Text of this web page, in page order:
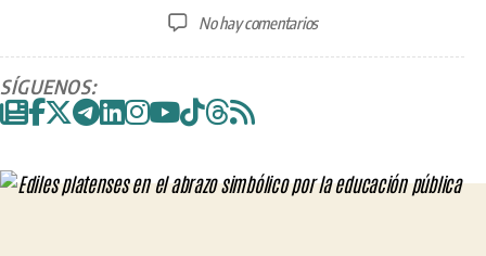
entrada
entrada
No hay comentariosen
por
SÍGUENOS: